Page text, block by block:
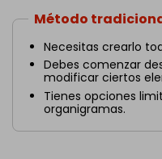
Método
Necesitas crearlo
Debes comenzar
modificar ciertos
Tienes opciones
organigramas.